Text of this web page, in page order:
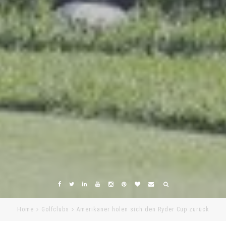
Home Golfclubs Amerikaner holen sich den Ryder Cup zurück